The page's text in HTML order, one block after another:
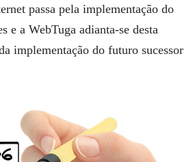
passa pela implementação do
e a WebTuga adianta-se desta
implementação do futuro sucessor